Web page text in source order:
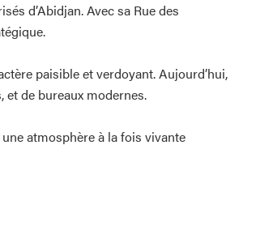
d’Abidjan. Avec sa Rue des
paisible et verdoyant. Aujourd’hui,
et de bureaux modernes.
atmosphère à la fois vivante